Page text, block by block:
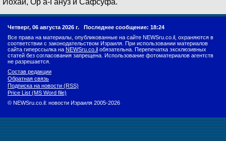
Йохай, Ор а-Гануз и Сафсуфа.
Четверг, 06 августа 2026 г. Последнее сообщение: 18:24
Все права на материалы, опубликованные на сайте NEWSru.co.il, охраняются в
соответствии с законодательством Израиля. При использовании материалов
сайта гиперссылка на NEWSru.co.il обязательна. Перепечатка эксклюзивных
статей без согласования запрещена. Использование фотоматериалов агентств
не разрешается.
Состав редакции
Обратная связь
Подписка на новости (RSS)
Price List (MS Word file)
© NEWSru.co.il: новости Израиля 2005-2026